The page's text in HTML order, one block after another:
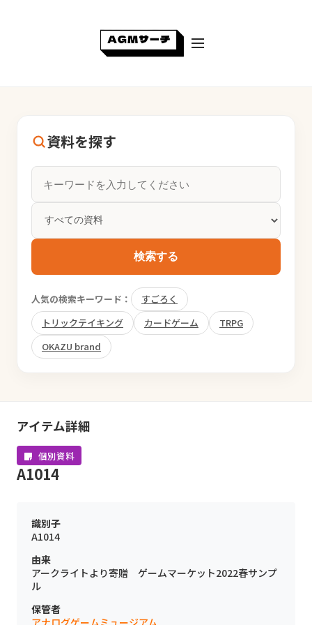
資料を探す
検索する
人気の検索キーワード：
すごろく
トリックテイキング
カードゲーム
TRPG
OKAZU brand
アイテム詳細
個別資料
A1014
識別子
A1014
由来
アークライトより寄贈 ゲームマーケット2022春サンプ
ル
保管者
アナログゲームミュージアム